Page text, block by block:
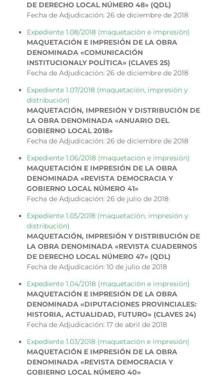
DE DERECHO LOCAL NÚMERO 48» (QDL)
Fecha de Adjudicación: 26 de diciembre de 2018
Expediente 1.08/2018 (maquetación e impresión)
MAQUETACIÓN E IMPRESIÓN DE LA OBRA
DENOMINADA «COMUNICACIÓN
INSTITUCIONALY POLÍTICA» (CLAVES 25)
Fecha de Adjudicación: 26 de diciembre de 2018
Expediente 1.07/2018 (maquetación, impresión y
distribución)
MAQUETACIÓN, IMPRESIÓN Y DISTRIBUCIÓN DE
LA OBRA DENOMINADA «ANUARIO DEL
GOBIERNO LOCAL 2018»
Fecha de Adjudicación: 26 de diciembre de 2018
Expediente 1.06/2018 (maquetación e impresión)
MAQUETACIÓN E IMPRESIÓN DE LA OBRA
DENOMINADA «REVISTA DEMOCRACIA Y
GOBIERNO LOCAL NÚMERO 41»
Fecha de Adjudicación: 26 de julio de 2018
Expediente 1.05/2018 (maquetación, impresión y
distribución)
MAQUETACIÓN, IMPRESIÓN Y DISTRIBUCIÓN DE
LA OBRA DENOMINADA «REVISTA CUADERNOS
DE DERECHO LOCAL NÚMERO 47» (QDL)
Fecha de Adjudicación: 10 de julio de 2018
Expediente 1.04/2018 (maquetación e impresión)
MAQUETACIÓN E IMPRESIÓN DE LA OBRA
DENOMINADA «DIPUTACIONES PROVINCIALES:
HISTORIA, ACTUALIDAD, FUTURO» (CLAVES 24)
Fecha de Adjudicación: 17 de abril de 2018
Expediente 1.03/2018 (maquetación e impresión)
MAQUETACIÓN E IMPRESIÓN DE LA OBRA
DENOMINADA «REVISTA DEMOCRACIA Y
GOBIERNO LOCAL NÚMERO 40»